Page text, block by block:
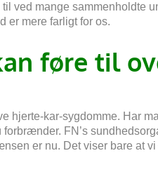
til ved mange sammenholdte
er mere farligt for os.
føre til
hjerte-kar-sygdomme. Har
forbrænder. FN’s
er nu. Det viser bare at